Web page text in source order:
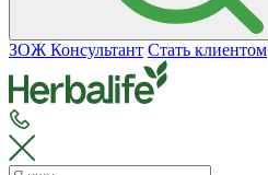
ЗОЖ Консультант Стать клиентом